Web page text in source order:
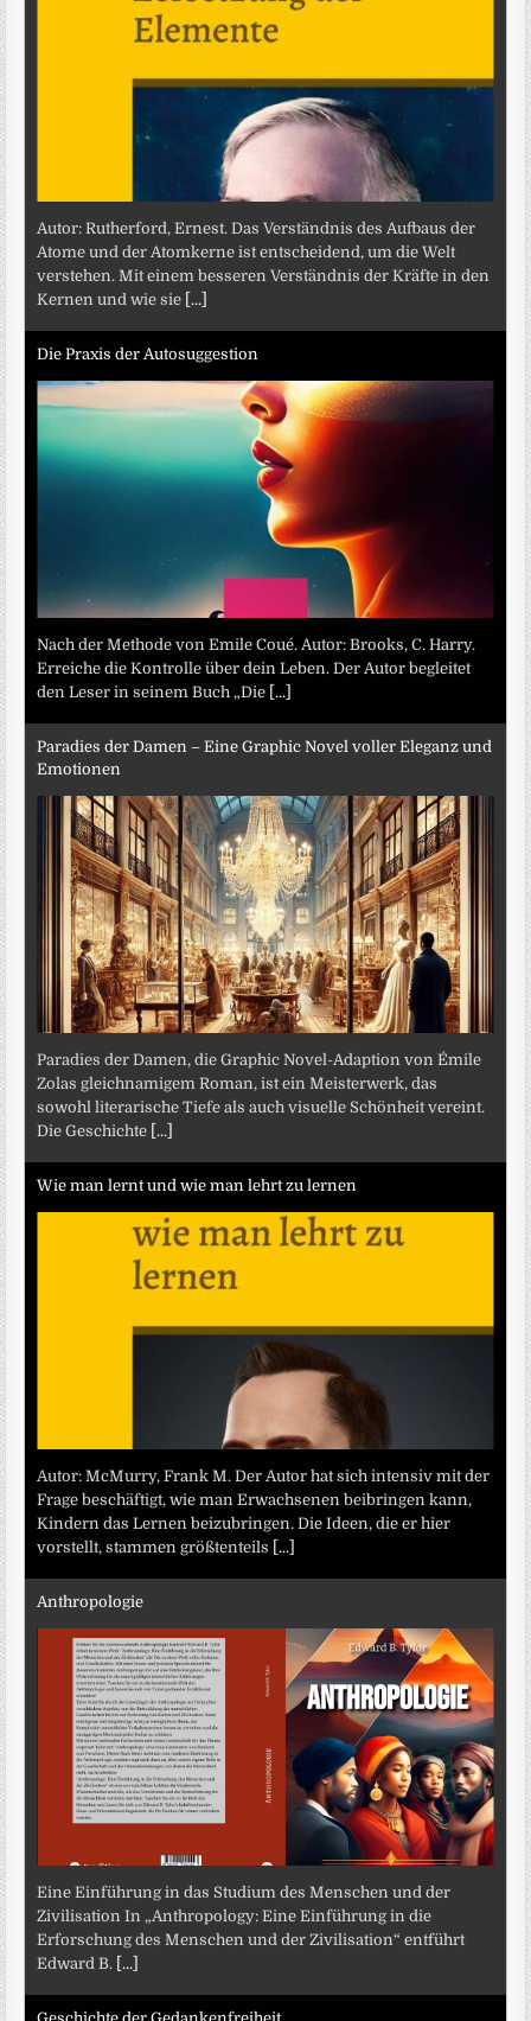
Autor: Rutherford, Ernest. Das Verständnis des Aufbaus der
Atome und der Atomkerne ist entscheidend, um die Welt
verstehen. Mit einem besseren Verständnis der Kräfte in den
Kernen und wie sie [...]
Die Praxis der Autosuggestion
Nach der Methode von Emile Coué. Autor: Brooks, C. Harry.
Erreiche die Kontrolle über dein Leben. Der Autor begleitet
den Leser in seinem Buch „Die [...]
Paradies der Damen – Eine Graphic Novel voller Eleganz und
Emotionen
Paradies der Damen, die Graphic Novel-Adaption von Émile
Zolas gleichnamigem Roman, ist ein Meisterwerk, das
sowohl literarische Tiefe als auch visuelle Schönheit vereint.
Die Geschichte [...]
Wie man lernt und wie man lehrt zu lernen
Autor: McMurry, Frank M. Der Autor hat sich intensiv mit der
Frage beschäftigt, wie man Erwachsenen beibringen kann,
Kindern das Lernen beizubringen. Die Ideen, die er hier
vorstellt, stammen größtenteils [...]
Anthropologie
Eine Einführung in das Studium des Menschen und der
Zivilisation In „Anthropology: Eine Einführung in die
Erforschung des Menschen und der Zivilisation“ entführt
Edward B. [...]